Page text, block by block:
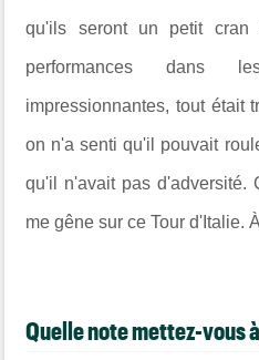
qu'ils seront un petit cran
performances dans
impressionnantes, tout était
on n'a senti qu'il pouvait
qu'il n'avait pas d'adversité.
me gêne sur ce Tour d'Italie.
Quelle note mettez-vous